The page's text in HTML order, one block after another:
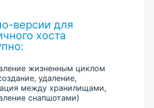
версии для
хоста
жизненным циклом
удаление,
между хранилищами,
снапшотами)